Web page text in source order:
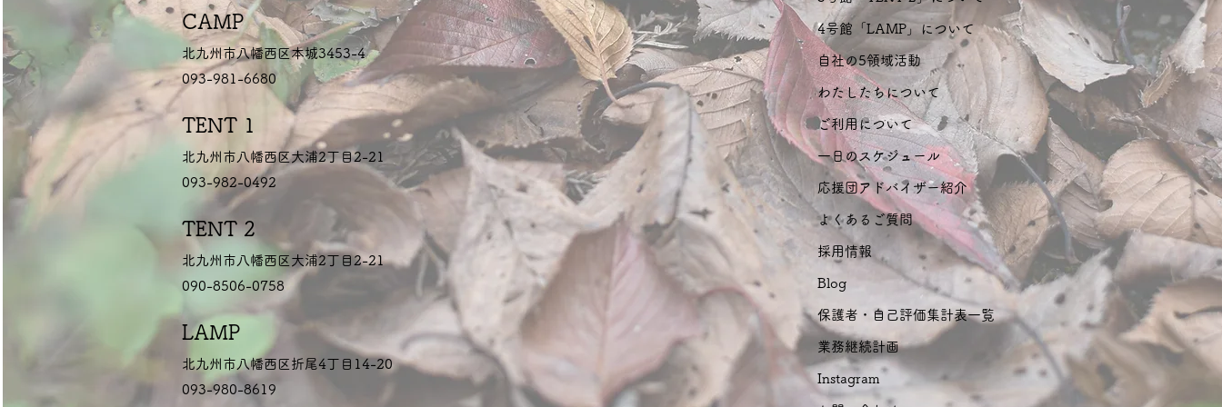
CAMP
北九州市八幡西区本城3453-4
093-981-6680
4号館「LAMP」について
自社の5領域活動
わたしたちについて
ご利用について
一日のスケジュール
応援団アドバイザー紹介
よくあるご質問
採用情報
Blog
保護者・自己評価集計表一覧
業務継続計画
Instagram
TENT 1
北九州市八幡西区大浦2丁目2-21
093-982-0492
LAMP
北九州市八幡西区折尾4丁目14-20
093-980-8619
TENT 2
北九州市八幡西区大浦2丁目2-21
090-8506-0758